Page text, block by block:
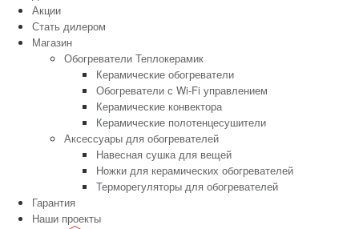
Акции
Стать дилером
Магазин
Обогреватели Теплокерамик
Керамические обогреватели
Обогреватели с Wi-Fi управлением
Керамические конвектора
Керамические полотенцесушители
Аксессуары для обогревателей
Навесная сушка для вещей
Ножки для керамических обогревателей
Терморегуляторы для обогревателей
Гарантия
Наши проекты